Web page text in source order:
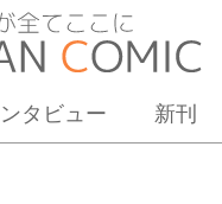
タビュー 新刊